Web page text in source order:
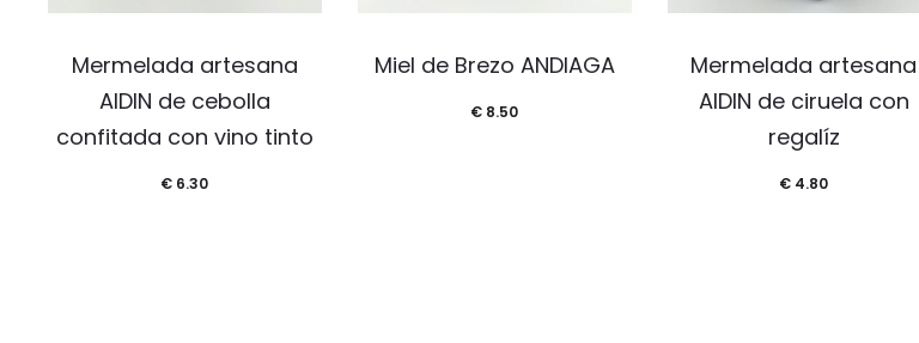
Mermelada artesana
AIDIN de cebolla
confitada con vino tinto
€ 6.30
Miel de Brezo ANDIAGA
€ 8.50
Mermelada artesana
AIDIN de ciruela con
regalíz
€ 4.80